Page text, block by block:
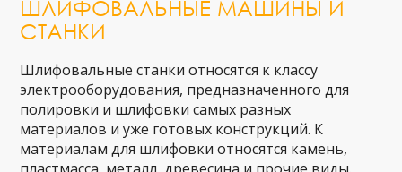
ШЛИФОВАЛЬНЫЕ МАШИНЫ И
СТАНКИ
Шлифовальные станки относятся к классу
электрооборудования, предназначенного для
полировки и шлифовки самых разных
материалов и уже готовых конструкций. К
материалам для шлифовки относятся камень,